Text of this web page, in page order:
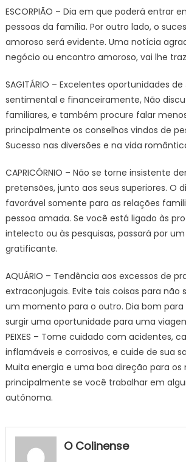
ESCORPIÃO – Dia em que poderá entrar
pessoas da família. Por outro lado, o
amoroso será evidente. Uma notícia
negócio ou encontro amoroso, vai lhe
SAGITÁRIO – Excelentes oportunidades
sentimental e financeiramente, Não
familiares, e também procure falar
principalmente os conselhos vindos de
Sucesso nas diversões e na vida
CAPRICÓRNIO – Não se torne insistente
pretensões, junto aos seus superiores. O
favorável somente para as relações
pessoa amada. Se você está ligado às
intelecto ou às pesquisas, passará por
gratificante.
AQUÁRIO – Tendência aos excessos de
extraconjugais. Evite tais coisas para não
um momento para o outro. Dia bom para
surgir uma oportunidade para uma
PEIXES – Tome cuidado com acidentes,
inflamáveis e corrosivos, e cuide de sua
Muita energia e uma boa direção para os
principalmente se você trabalhar em
autônoma.
O Colinense